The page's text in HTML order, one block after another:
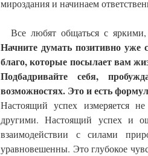
мироздания и начинаем
Все любят общаться с
Начните думать позитивно уже
благо, которые посылает вам
Подбадривайте себя,
возможностях. Это и есть
Настоящий успех измеряется
другими. Настоящий успех и
взаимодействии с силами
уравновешенны. Это глубокое